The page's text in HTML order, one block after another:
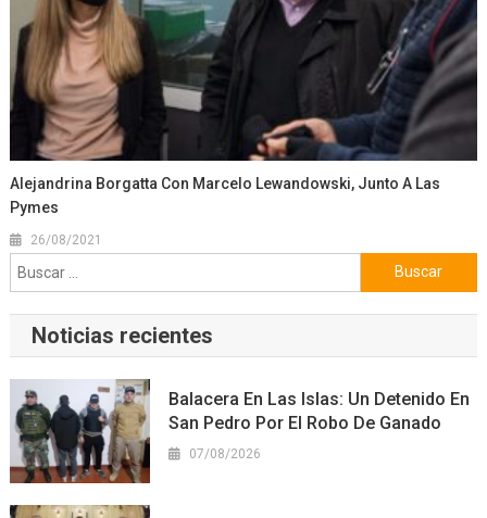
Alejandrina Borgatta Con Marcelo Lewandowski, Junto A Las
Pymes
26/08/2021
Buscar:
Noticias recientes
Balacera En Las Islas: Un Detenido En
San Pedro Por El Robo De Ganado
07/08/2026